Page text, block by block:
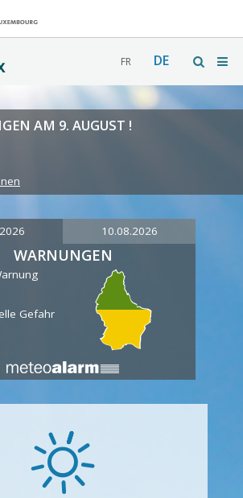
FR DE
AM 9. AUGUST !
10.08.2026
WARNUNGEN
Gefahr